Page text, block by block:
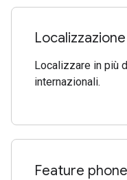
Localizzazione
Localizzare in più
internazionali.
Feature phone